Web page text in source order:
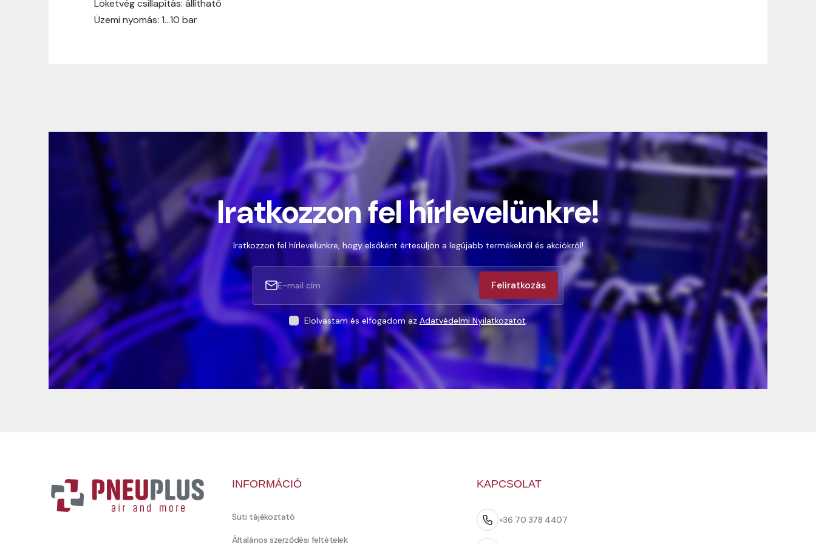
Löketvég csillapítás: állítható
Üzemi nyomás: 1…10 bar
Iratkozzon fel hírlevelünkre!
Iratkozzon fel hírlevelünkre, hogy elsőként értesüljön a legújabb termékekről és akciókról!
Feliratkozás
Elolvastam és elfogadom azAdatvédelmi Nyilatkozatot.
INFORMÁCIÓ
Süti tájékoztató
Általános szerződési feltételek
KAPCSOLAT
+36 70 378 4407